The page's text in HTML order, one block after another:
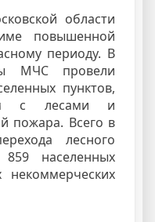
области
повышенной
периоду. В
МЧС провели
пунктов,
с лесами и
пожара. Всего в
лесного
населенных